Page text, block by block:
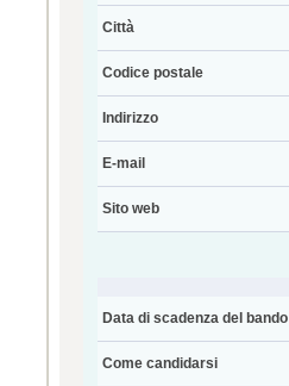
Città
Codice postale
Indirizzo
E-mail
Sito web
Data di scadenza del bando
Come candidarsi